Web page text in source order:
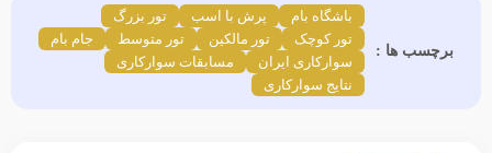
برچسب ها :
باشگاه بام پرش با اسب
تور بزرگ
تور کوچک
تور مالکین تور متوسط
جام بام
سوارکاری ایران
مسابقات سوارکاری
نتایج سوارکاری